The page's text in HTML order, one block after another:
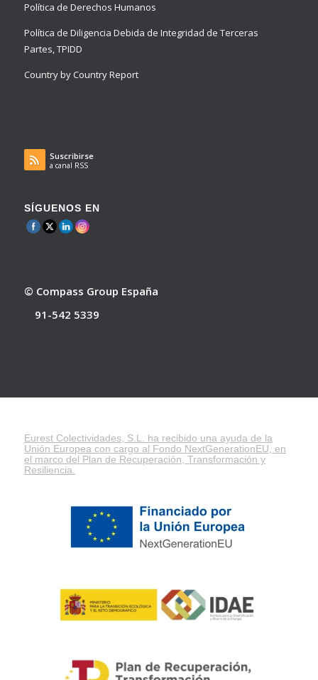
Política de Derechos Humanos
Política de Diligencia Debida de Integridad de Terceras
Partes, TPIDD
Country by Country Report
Suscribirse
a canal RSS
SÍGUENOS EN
© Compass Group España
91-542 5339
Eurest Colectividades, S.L. ha recibido una ayuda de la
Unión Europea con cargo al Fondo NextGenerationEU, en
el marco del Plan de Recuperación, Transformación y
Resiliencia.